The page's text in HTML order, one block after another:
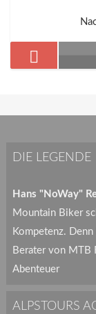
DIE LEGENDE
Hans "NoWay"
Mountain Biker
Kompetenz.
Berater von MTB
Abenteuer
ALPSTOURS